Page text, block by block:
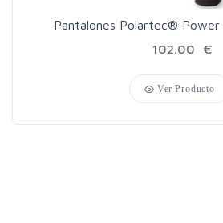
Pantalones Polartec®
102.00 €
Ver Producto